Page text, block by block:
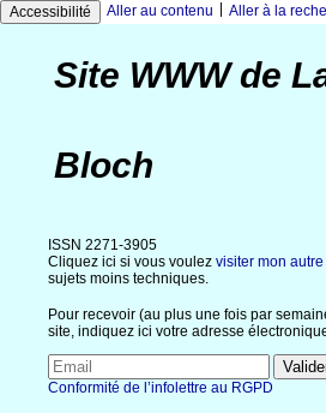
Accessibilité Aller au contenu Aller à la
Site WWW de
Bloch
ISSN 2271-3905
Cliquez ici si vous voulez visiter mon autre
sujets moins techniques.
Pour recevoir (au plus une fois par
site, indiquez ici votre adresse
Conformité de l’infolettre au RGPD